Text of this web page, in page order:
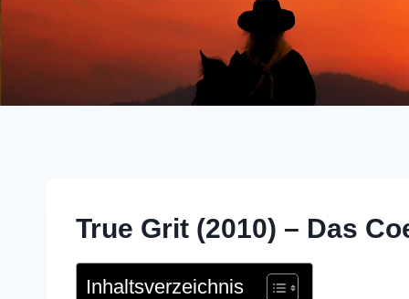
True Grit (2010) – Das
Inhaltsverzeichnis